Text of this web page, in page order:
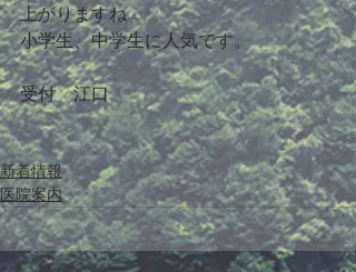
上がりますね。
小学生、中学生に人気です。
受付　江口
新着情報
医院案内